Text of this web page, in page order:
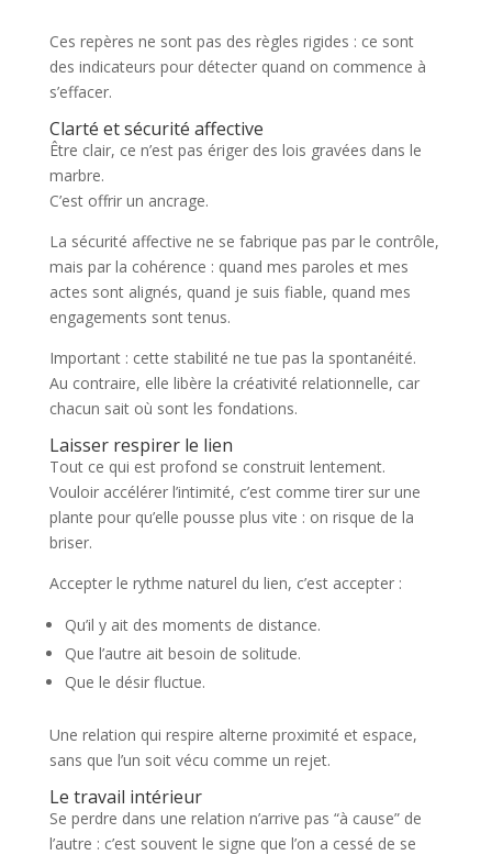
Ces repères ne sont pas des règles rigides : ce sont
des indicateurs pour détecter quand on commence à
s’effacer.
Clarté et sécurité affective
Être clair, ce n’est pas ériger des lois gravées dans le
marbre.
C’est offrir un ancrage.
La sécurité affective ne se fabrique pas par le contrôle,
mais par la cohérence : quand mes paroles et mes
actes sont alignés, quand je suis fiable, quand mes
engagements sont tenus.
Important : cette stabilité ne tue pas la spontanéité.
Au contraire, elle libère la créativité relationnelle, car
chacun sait où sont les fondations.
Laisser respirer le lien
Tout ce qui est profond se construit lentement.
Vouloir accélérer l’intimité, c’est comme tirer sur une
plante pour qu’elle pousse plus vite : on risque de la
briser.
Accepter le rythme naturel du lien, c’est accepter :
Qu’il y ait des moments de distance.
Que l’autre ait besoin de solitude.
Que le désir fluctue.
Une relation qui respire alterne proximité et espace,
sans que l’un soit vécu comme un rejet.
Le travail intérieur
Se perdre dans une relation n’arrive pas “à cause” de
l’autre : c’est souvent le signe que l’on a cessé de se